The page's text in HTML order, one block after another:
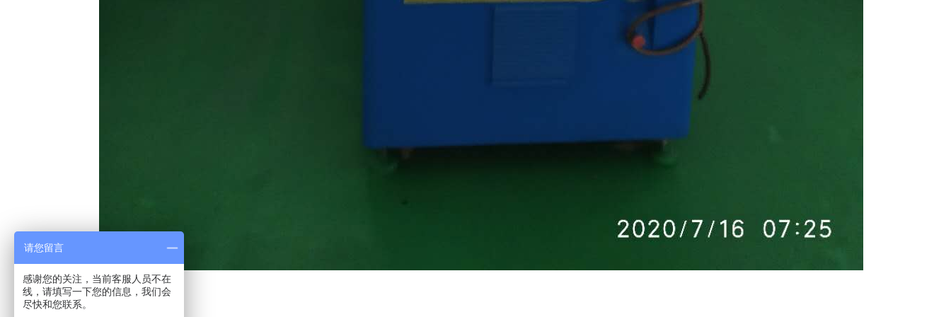
请您留言
感谢您的关注，当前客服人员不在
线，请填写一下您的信息，我们会
尽快和您联系。